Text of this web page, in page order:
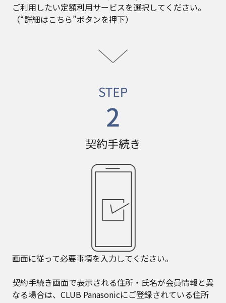
ご利用したい定額利用サービスを選択してください。
（“詳細はこちら”ボタンを押下）
契約手続き
画面に従って必要事項を入力してください。
契約手続き画面で表示される住所・氏名が会員情報と異
なる場合は、CLUB Panasonicにご登録されている住所